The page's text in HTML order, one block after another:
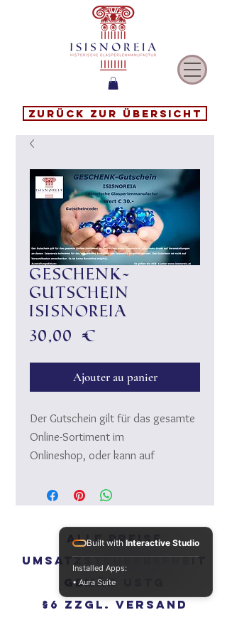
Zurück zur Übersicht
Geschenk-
Gutschein
Isisnoreia
30,00 €
Ajouter au panier
Der Gutschein gilt für das gesamte
Online-Sortiment im
Onlineshop, oder kann auf
teilnimmt für das ausgestellte
werden.
Der Gutschein ist nicht auf
Versandkosten anwendbar.
Es ist keine Barablöse möglich.
Bei Online Bestellungen
Alle Preise
Umsatzsteuerbefreit
gemäß UStG
§6 zzgl. Versand
Built with Interactive Studio
Installed Apps:
• Aura Suite